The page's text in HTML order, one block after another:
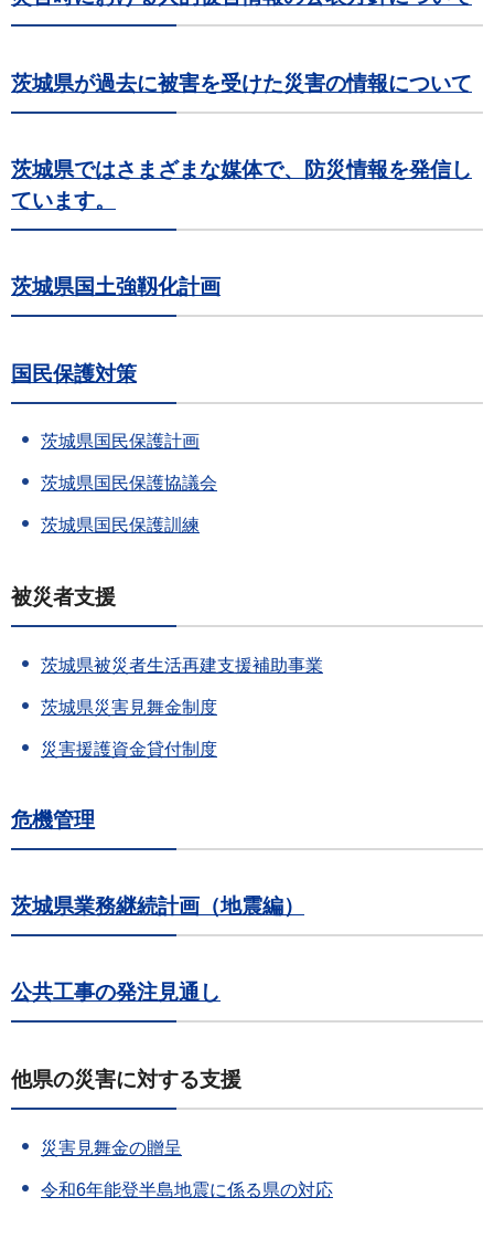
茨城県が過去に被害を受けた災害の情報について
茨城県ではさまざまな媒体で、防災情報を発信し
ています。
茨城県国土強靱化計画
国民保護対策
茨城県国民保護計画
茨城県国民保護協議会
茨城県国民保護訓練
被災者支援
茨城県被災者生活再建支援補助事業
茨城県災害見舞金制度
災害援護資金貸付制度
危機管理
茨城県業務継続計画（地震編）
公共工事の発注見通し
他県の災害に対する支援
災害見舞金の贈呈
令和6年能登半島地震に係る県の対応